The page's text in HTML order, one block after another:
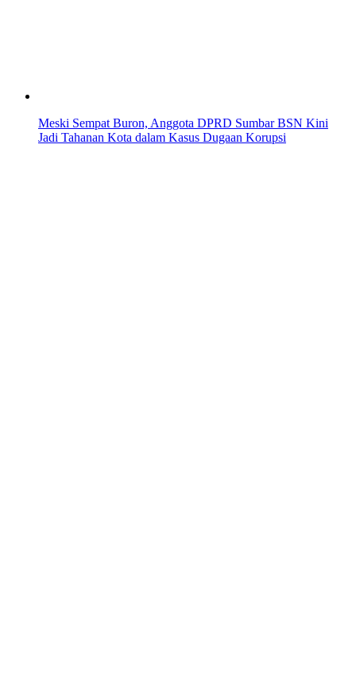
Meski Sempat Buron, Anggota DPRD Sumbar BSN Kini
Jadi Tahanan Kota dalam Kasus Dugaan Korupsi